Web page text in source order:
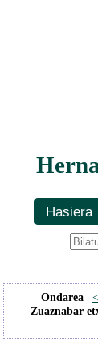
Hasiera
Ondarea |
Zuaznabar